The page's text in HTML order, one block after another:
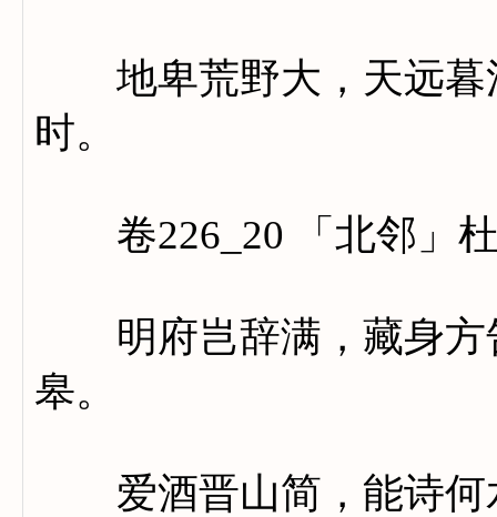
地卑荒野大，天远暮
时。
卷226_20 「北邻」
明府岂辞满，藏身方
皋。
爱酒晋山简，能诗何